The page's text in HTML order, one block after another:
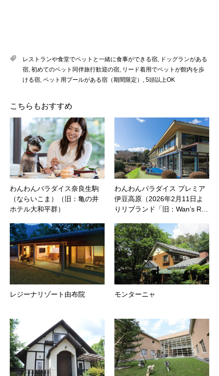
レストランや食堂でペットと一緒に食事ができる宿, ドッグランがある
宿, 初めてのペット同伴旅行歓迎の宿, リード着用でペットが館内を歩
ける宿, ペット用プールがある宿（期間限定） , 5頭以上OK
こちらもおすすめ
わんわんパラダイス奈良生駒
（ならいこま）（旧：亀の井
ホテル大和平群）
わんわんパラダイス プレミア
伊豆高原（2026年2月11日よ
りリブランド「旧：Wan’s R…
レジーナリゾート由布院 モンターニャ